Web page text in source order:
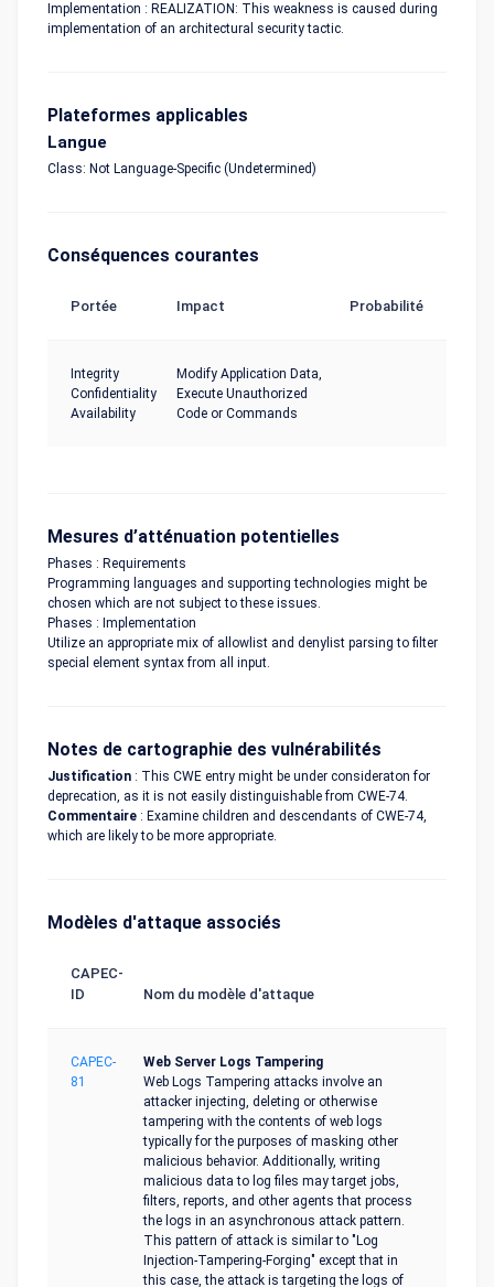
Implementation : REALIZATION: This weakness is caused during
implementation of an architectural security tactic.
Plateformes applicables
Langue
Class: Not Language-Specific (Undetermined)
Conséquences courantes
Portée Impact Probabilité
Integrity
Confidentiality
Availability
Modify Application Data,
Execute Unauthorized
Code or Commands
Mesures d’atténuation potentielles
Phases : Requirements
Programming languages and supporting technologies might be
chosen which are not subject to these issues.
Phases : Implementation
Utilize an appropriate mix of allowlist and denylist parsing to filter
special element syntax from all input.
Notes de cartographie des vulnérabilités
Justification : This CWE entry might be under consideraton for
deprecation, as it is not easily distinguishable from CWE-74.
Commentaire : Examine children and descendants of CWE-74,
which are likely to be more appropriate.
Modèles d'attaque associés
CAPEC-
ID
Nom du modèle d'attaque
CAPEC-
81
Web Server Logs Tampering
Web Logs Tampering attacks involve an
attacker injecting, deleting or otherwise
tampering with the contents of web logs
typically for the purposes of masking other
malicious behavior. Additionally, writing
malicious data to log files may target jobs,
filters, reports, and other agents that process
the logs in an asynchronous attack pattern.
This pattern of attack is similar to "Log
Injection-Tampering-Forging" except that in
this case, the attack is targeting the logs of